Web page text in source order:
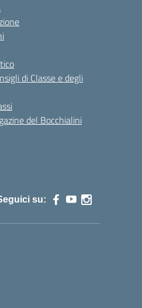
di Classe e degli
del Bocchialini
su: